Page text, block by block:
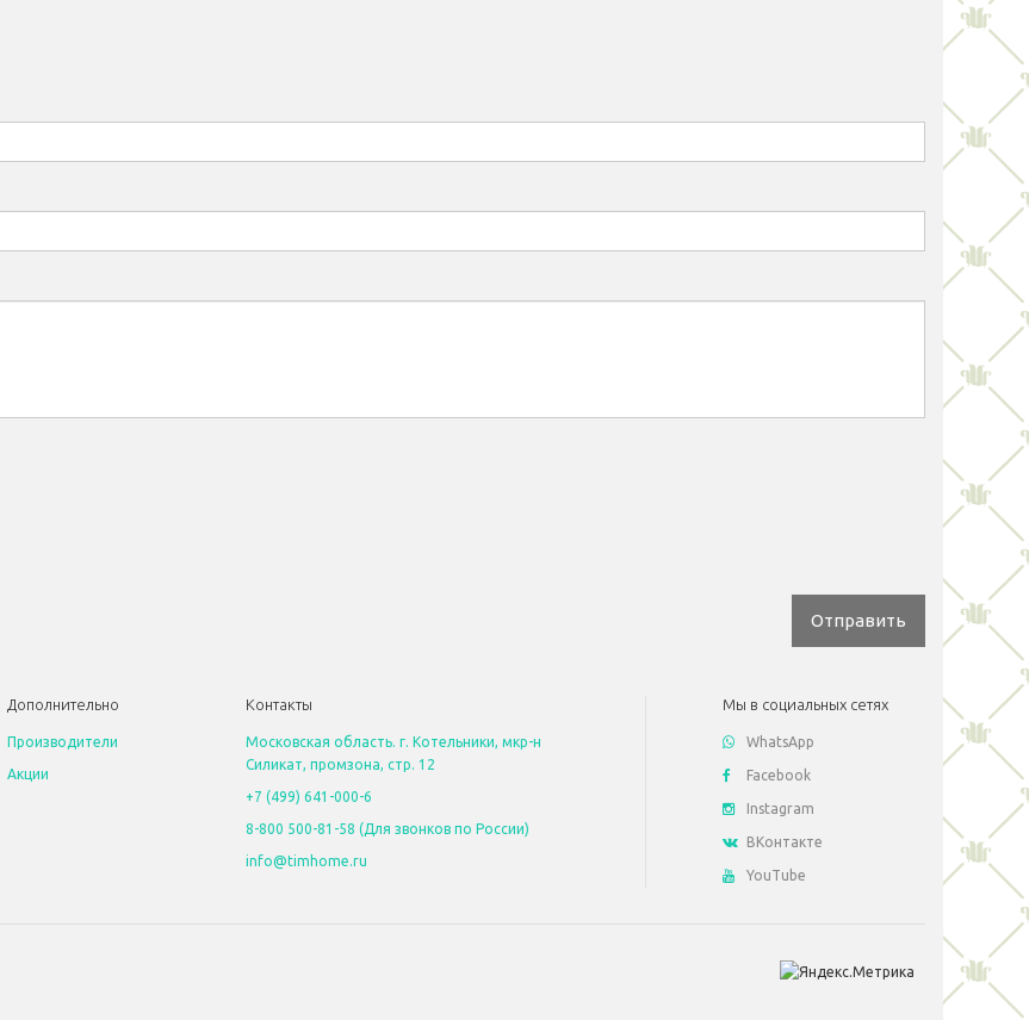
Отправить
Дополнительно
Производители
Акции
Контакты
Московская область. г. Котельники, мкр-н
Силикат, промзона, стр. 12
+7 (499) 641-000-6
8-800 500-81-58 (Для звонков по России)
info@timhome.ru
Мы в социальных сетях
WhatsApp
Facebook
Instagram
ВКонтакте
YouTube